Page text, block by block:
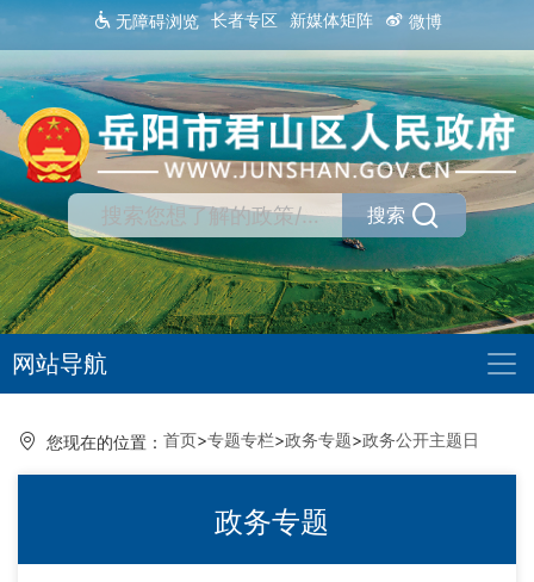
无障碍浏览 长者专区 新媒体矩阵 微博
搜索
网站导航
您现在的位置： 首页>专题专栏>政务专题>政务公开主题日
政务专题